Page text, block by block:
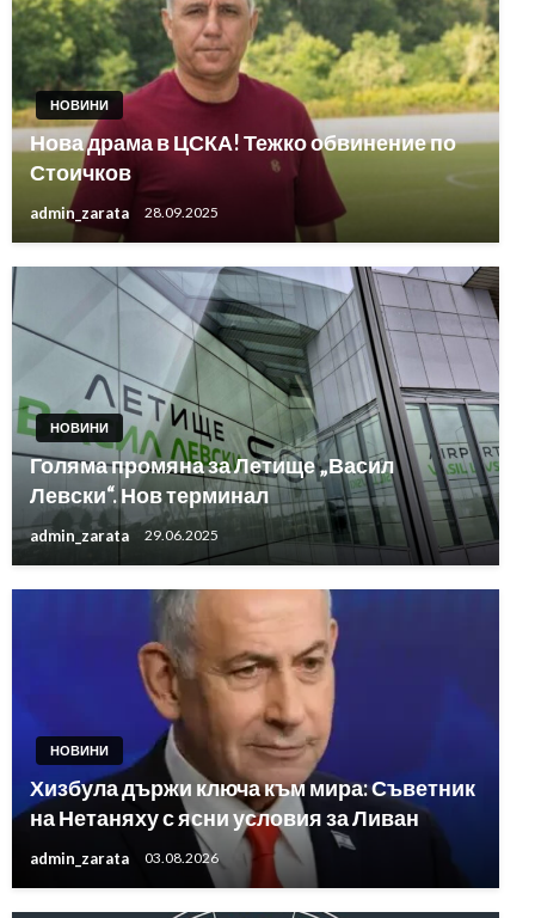
НОВИНИ
Нова драма в ЦСКА! Тежко обвинение по
Стоичков
admin_zarata 28.09.2025
НОВИНИ
Голяма промяна за Летище „Васил
Левски“. Нов терминал
admin_zarata 29.06.2025
НОВИНИ
Хизбула държи ключа към мира: Съветник
на Нетаняху с ясни условия за Ливан
admin_zarata 03.08.2026